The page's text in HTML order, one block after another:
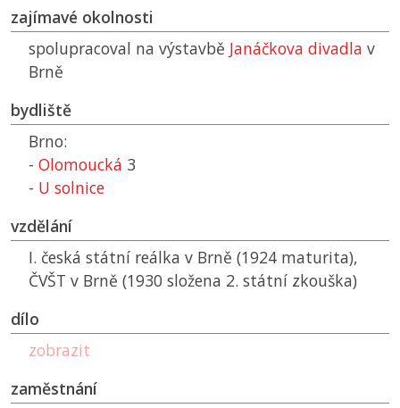
zajímavé okolnosti
spolupracoval na výstavbě Janáčkova divadla v
Brně
bydliště
Brno:
- Olomoucká 3
- U solnice
vzdělání
I. česká státní reálka v Brně (1924 maturita),
ČVŠT v Brně (1930 složena 2. státní zkouška)
dílo
zobrazit
zaměstnání